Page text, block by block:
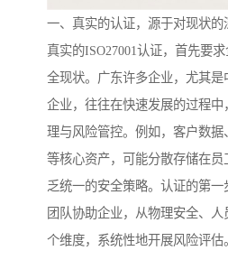
一、真实的认证，源于对现状的
真实的ISO27001认证，首先要
全现状。广东许多企业，尤其
企业，往往在快速发展的过程
理与风险管控。例如，客户数
等核心资产，可能分散存储在
乏统一的安全策略。认证的第
团队协助企业，从物理安全、
个维度，系统性地开展风险评